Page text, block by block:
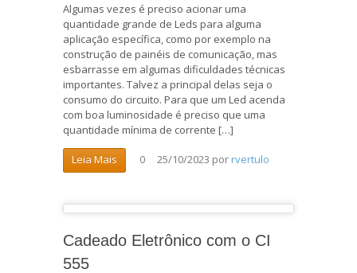
Algumas vezes é preciso acionar uma
quantidade grande de Leds para alguma
aplicação específica, como por exemplo na
construção de painéis de comunicação, mas
esbarrasse em algumas dificuldades técnicas
importantes. Talvez a principal delas seja o
consumo do circuito. Para que um Led acenda
com boa luminosidade é preciso que uma
quantidade mínima de corrente […]
Leia Mais 0 25/10/2023 por rvertulo
Cadeado Eletrônico com o CI
555